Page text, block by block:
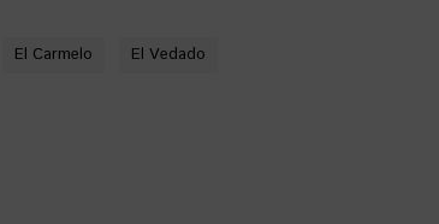
El Carmelo El Vedado